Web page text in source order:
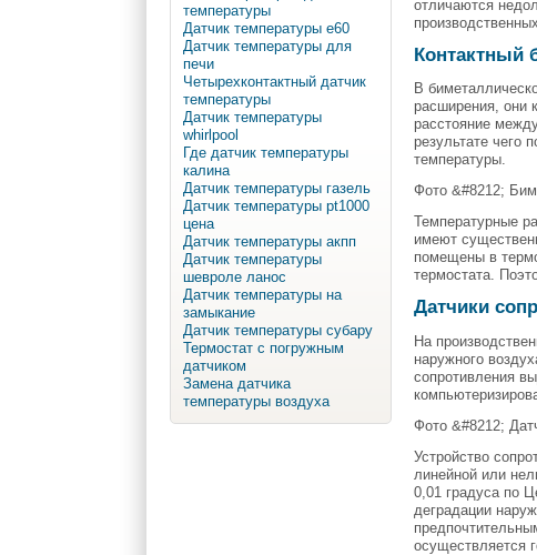
температуры
Датчик температуры е60
Датчик температуры для
печи
Четырехконтактный датчик
температуры
Датчик температуры
whirlpool
Где датчик температуры
калина
Датчик температуры газель
Датчик температуры pt1000
цена
Датчик температуры акпп
Датчик температуры
шевроле ланос
Датчик температуры на
замыкание
Датчик температуры субару
Термостат с погружным
датчиком
Замена датчика
температуры воздуха
отличаются
Контактный
В
расширения, они
расстояние
результате чего
температуры.
Фото &#8212;
Температурные
имеют
помещены в
термостата.
Датчики
На
наружного
сопротивления
Фото &#8212;
Устройство
линейной или
0,01 градуса по
деградации
осуществляется